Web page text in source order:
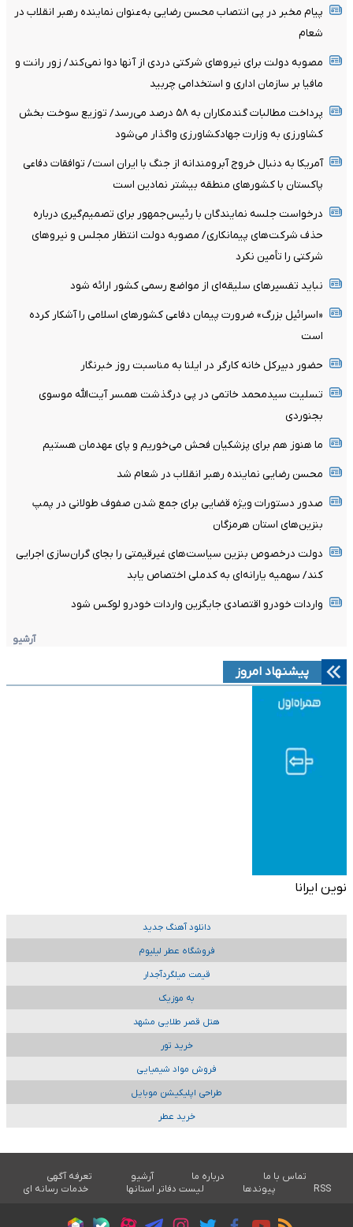
پیام مخبر در پی انتصاب محسن رضایی به‌عنوان نماینده رهبر انقلاب در
شعام
مصوبه دولت برای نیروهای شرکتی دردی از آنها دوا نمی‌کند/ زور رانت و
مافیا بر سازمان اداری و استخدامی چربید
پرداخت مطالبات گندمکاران به ۵۸ درصد می‌رسد/ توزیع سوخت بخش
کشاورزی به وزارت جهادکشاورزی واگذار می‌شود
آمریکا به دنبال خروج آبرومندانه از جنگ با ایران است/ توافقات دفاعی
پاکستان با کشورهای منطقه بیشتر نمادین است
درخواست جلسه نمایندگان با رئیس‌جمهور برای تصمیم‌گیری درباره
حذف شرکت‌های پیمانکاری/ مصوبه دولت انتظار مجلس و نیروهای
شرکتی را تأمین نکرد
نباید تفسیرهای سلیقه‌ای از مواضع رسمی کشور ارائه شود
«اسرائیل بزرگ» ضرورت پیمان دفاعی کشورهای اسلامی را آشکار کرده
است
حضور دبیرکل خانه کارگر در ایلنا به مناسبت روز خبرنگار
تسلیت سیدمحمد خاتمی در پی درگذشت همسر آیت‌الله موسوی
بجنوردی
ما هنوز هم برای پزشکیان فحش می‌خوریم و پای عهدمان هستیم
محسن رضایی نماینده رهبر انقلاب در شعام شد
صدور دستورات ویژه قضایی برای جمع شدن صفوف طولانی در پمپ
بنزین‌های استان هرمزگان
دولت درخصوص بنزین سیاست‌های غیرقیمتی را بجای گران‌سازی اجرایی
کند/ سهمیه یارانه‌ای به کدملی اختصاص یابد
واردات خودرو اقتصادی جایگزین واردات خودرو لوکس شود
آرشیو
پیشنهاد امروز
نوین ایرانا
دانلود آهنگ جدید
فروشگاه عطر لیلیوم
قیمت میلگردآجدار
به موزیک
هتل قصر طلایی مشهد
خرید تور
فروش مواد شیمیایی
طراحی اپلیکیشن موبایل
خرید عطر
تماس با ما درباره ما آرشیو
تعرفه آگهی
RSS
پیوندها لیست دفاتر استانها خدمات رسانه ای